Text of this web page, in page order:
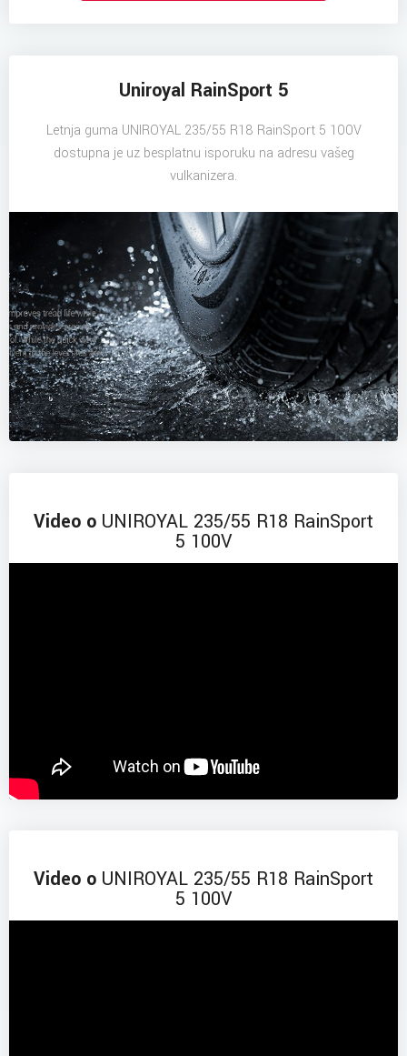
Uniroyal RainSport 5
Letnja guma UNIROYAL 235/55 R18 RainSport 5 100V
dostupna je uz besplatnu isporuku na adresu vašeg
vulkanizera.
Video o UNIROYAL 235/55 R18 RainSport
5 100V
Video o UNIROYAL 235/55 R18 RainSport
5 100V